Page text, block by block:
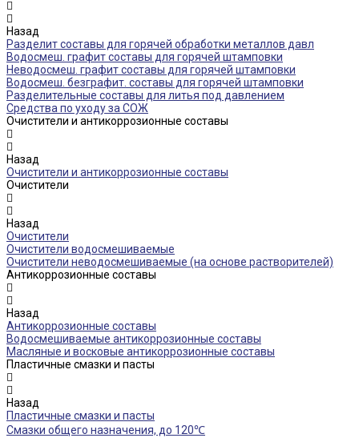
Назад
Разделит составы для горячей обработки металлов давл
Водосмеш. графит составы для горячей штамповки
Неводосмеш. графит составы для горячей штамповки
Водосмеш. безграфит. составы для горячей штамповки
Разделительные составы для литья под давлением
Средства по уходу за СОЖ
Очистители и антикоррозионные составы
Назад
Очистители и антикоррозионные составы
Очистители
Назад
Очистители
Очистители водосмешиваемые
Очистители неводосмешиваемые (на основе растворителей)
Антикоррозионные составы
Назад
Антикоррозионные составы
Водосмешиваемые антикоррозионные составы
Масляные и восковые антикоррозионные составы
Пластичные смазки и пасты
Назад
Пластичные смазки и пасты
Смазки общего назначения, до 120℃